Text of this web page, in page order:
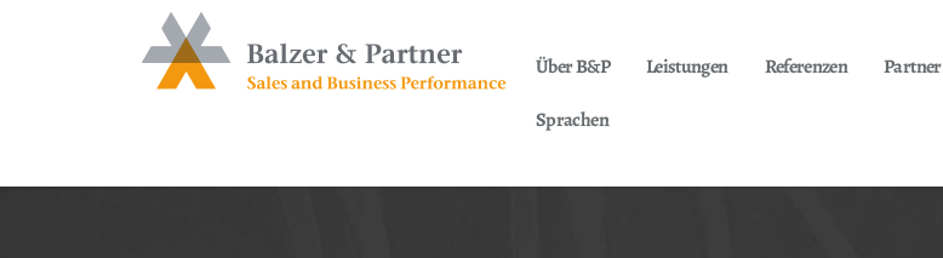
Über B&P Leistungen Referenzen Partner
Sprachen